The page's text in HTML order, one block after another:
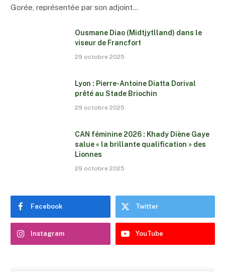
Gorée, représentée par son adjoint…
Ousmane Diao (Midtjytlland) dans le
viseur de Francfort
29 octobre 2025
Lyon : Pierre-Antoine Diatta Dorival
prêté au Stade Briochin
29 octobre 2025
CAN féminine 2026 : Khady Diène Gaye
salue « la brillante qualification » des
Lionnes
29 octobre 2025
Facebook Twitter
Instagram YouTube